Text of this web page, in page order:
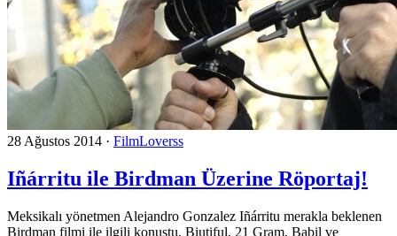
28 Ağustos 2014 · FilmLoverss
Iñárritu ile Birdman Üzerine Röportaj!
Meksikalı yönetmen Alejandro Gonzalez Iñárritu merakla beklenen
Birdman filmi ile ilgili konuştu. Biutiful, 21 Gram, Babil ve